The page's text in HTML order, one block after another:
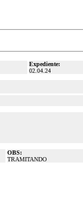
Expediente:
02.04.24
OBS:
TRAMITANDO